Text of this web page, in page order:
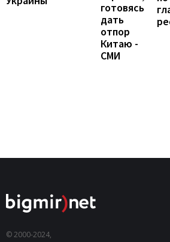
готовясь
дать
отпор
Китаю -
СМИ
© 2000-2024,